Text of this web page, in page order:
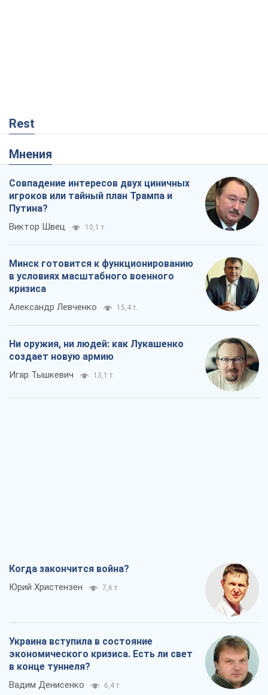
Rest
Мнения
Совпадение интересов двух циничных
игроков или тайный план Трампа и
Путина?
Виктор Швец 10,1 т.
Минск готовится к функционированию
в условиях масштабного военного
кризиса
Александр Левченко 15,4 т.
Ни оружия, ни людей: как Лукашенко
создает новую армию
Игар Тышкевич 13,1 т.
Когда закончится война?
Юрий Христензен 7,6 т.
Украина вступила в состояние
экономического кризиса. Есть ли свет
в конце туннеля?
Вадим Денисенко 6,4 т.